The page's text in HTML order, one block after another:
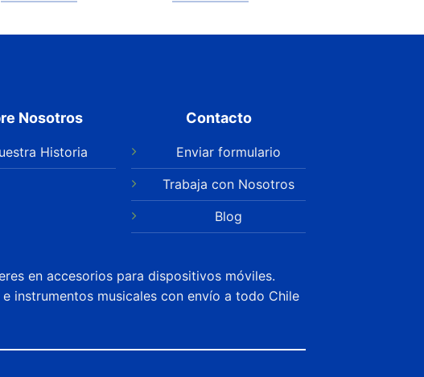
Nosotros
Historia
Contacto
Enviar formulario
Trabaja con Nosotros
Blog
en accesorios para dispositivos móviles.
instrumentos musicales con envío a todo Chile